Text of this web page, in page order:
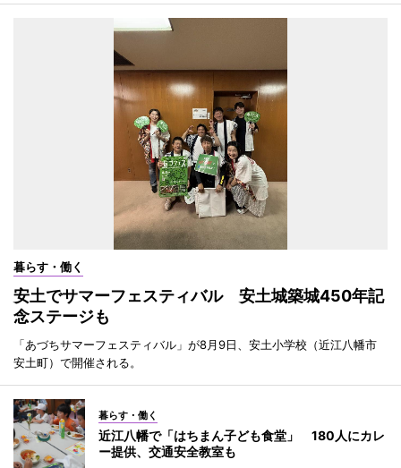
暮らす・働く
安土でサマーフェスティバル 安土城築城450年記
念ステージも
「あづちサマーフェスティバル」が8月9日、安土小学校（近江八幡市
安土町）で開催される。
暮らす・働く
近江八幡で「はちまん子ども食堂」 180人にカレ
ー提供、交通安全教室も